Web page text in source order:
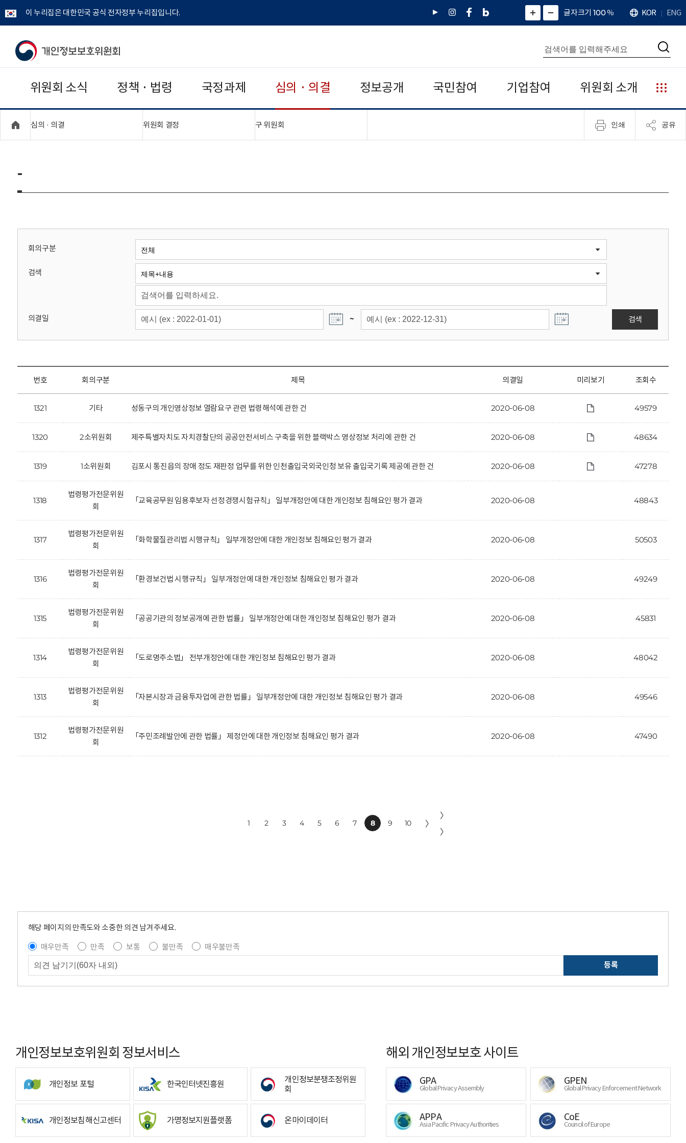
이 누리집은 대한민국 공식 전자정부 누리집입니다.
유
인
페
네
그
)
화
면
면
소
확
대
치
글자크기 100%
언
어
KOR ENG
개
보
보
위
회
통
합
검
색
검
위원회 소식 정책 · 법령 국정과제 심의 · 의결 정보공개 국민참여 기업참여 위원회 소개
누
리
집
안
심의 · 의결 위원회 결정 구 위원회 인쇄 공유
-
회의구분
검색
의결일 ~ 검색
번호 회의구분 제목 의결일 미리보기 조회수
1321 기타 성동구의 개인영상정보 열람요구 관련 법령해석에 관한 건 2020-06-08 49579
1320 2소위원회 제주특별자치도 자치경찰단의 공공안전서비스 구축을 위한 블랙박스 영상정보 처리에 관한 건 2020-06-08 48634
1319 1소위원회 김포시 통진읍의 장애 정도 재판정 업무를 위한 인천출입국외국인청 보유 출입국기록 제공에 관한 건 2020-06-08 47278
1318
법령평가전문위원
회
「교육공무원 임용후보자 선정경쟁시험규칙」 일부개정안에 대한 개인정보 침해요인 평가 결과 2020-06-08 48843
1317
법령평가전문위원
회
「화학물질관리법 시행규칙」 일부개정안에 대한 개인정보 침해요인 평가 결과 2020-06-08 50503
1316
법령평가전문위원
회
「환경보건법 시행규칙」 일부개정안에 대한 개인정보 침해요인 평가 결과 2020-06-08 49249
1315
법령평가전문위원
회
「공공기관의 정보공개에 관한 법률」 일부개정안에 대한 개인정보 침해요인 평가 결과 2020-06-08 45831
1314
법령평가전문위원
회
「도로명주소법」 전부개정안에 대한 개인정보 침해요인 평가 결과 2020-06-08 48042
1313
법령평가전문위원
회
「자본시장과 금융투자업에 관한 법률」 일부개정안에 대한 개인정보 침해요인 평가 결과 2020-06-08 49546
1312
법령평가전문위원
회
「주민조례발안에 관한 법률」 제정안에 대한 개인정보 침해요인 평가 결과 2020-06-08 47490
1 2 3 4 5 6 7 8 9 10 〉
〉
〉
해당 페이지의 만족도와 소중한 의견 남겨주세요.
매우만족
만족 보통 불만족
매우불만족
등록
개인정보보호위원회 정보서비스
개인정보 포털 한국인터넷진흥원
개인정보분쟁조정위원
회
개인정보침해신고센터 가명정보지원플랫폼 온마이데이터
해외 개인정보보호 사이트
GPA
Global Privacy Assembly
GPEN
Global Privacy Enforcement Network
APPA
Asia Pacific Privacy Authorities
CoE
Council of Europe